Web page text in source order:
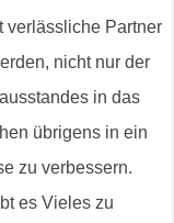
verlässliche Partner
nicht nur der
in das
übrigens in ein
zu verbessern.
es Vieles zu